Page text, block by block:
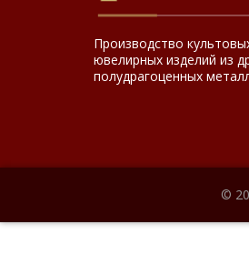
Производство
ювелирных изделий из
полудрагоценных
©